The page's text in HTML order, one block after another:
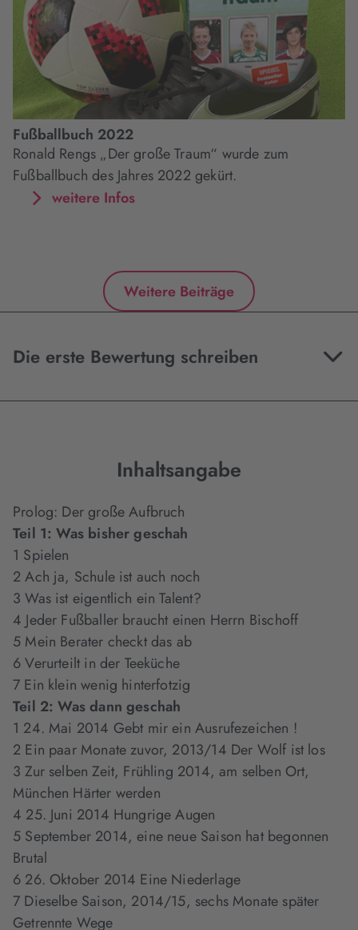
Fußballbuch 2022
Ronald Rengs „Der große Traum“ wurde zum
Fußballbuch des Jahres 2022 gekürt.
weitere Infos
Weitere Beiträge
Die erste Bewertung schreiben
Inhaltsangabe
Prolog: Der große Aufbruch
Teil 1: Was bisher geschah
1 Spielen
2 Ach ja, Schule ist auch noch
3 Was ist eigentlich ein Talent?
4 Jeder Fußballer braucht einen Herrn Bischoff
5 Mein Berater checkt das ab
6 Verurteilt in der Teeküche
7 Ein klein wenig hinterfotzig
Teil 2: Was dann geschah
1 24. Mai 2014 Gebt mir ein Ausrufezeichen !
2 Ein paar Monate zuvor, 2013/14 Der Wolf ist los
3 Zur selben Zeit, Frühling 2014, am selben Ort,
München Härter werden
4 25. Juni 2014 Hungrige Augen
5 September 2014, eine neue Saison hat begonnen
Brutal
6 26. Oktober 2014 Eine Niederlage
7 Dieselbe Saison, 2014/15, sechs Monate später
Getrennte Wege